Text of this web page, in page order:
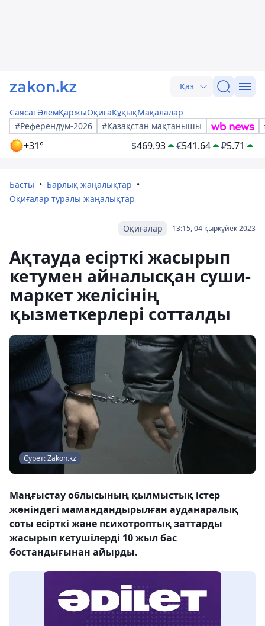
Қаз
СаясатӘлемҚаржыОқиғаҚұқықМақалалар
#Референдум-2026
#Қазақстан мақтанышы
+31° $469.93 €541.64 ₽5.71
Басты
Барлық жаңалықтар
Оқиғалар туралы жаңалықтар
13:15, 04 қыркүйек 2023
Оқиғалар
Ақтауда есірткі жасырып
кетумен айналысқан суши-
маркет желісінің
қызметкерлері сотталды
Сурет: Zakon.kz
Маңғыстау облысының қылмыстық істер
жөніндегі мамандандырылған ауданаралық
соты есірткі және психотроптық заттарды
жасырып кетушілерді 10 жыл бас
бостандығынан айырды.